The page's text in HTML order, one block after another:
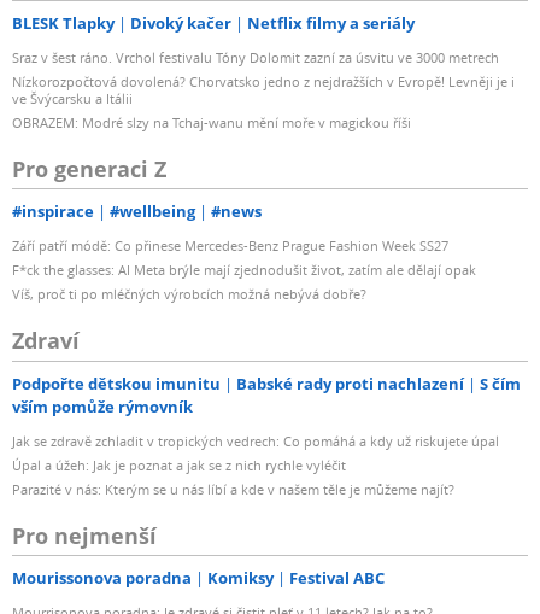
BLESK Tlapky Divoký kačer Netflix filmy a seriály
Sraz v šest ráno. Vrchol festivalu Tóny Dolomit zazní za úsvitu ve 3000 metrech
Nízkorozpočtová dovolená? Chorvatsko jedno z nejdražších v Evropě! Levněji je i
ve Švýcarsku a Itálii
OBRAZEM: Modré slzy na Tchaj-wanu mění moře v magickou říši
Pro generaci Z
#inspirace #wellbeing #news
Září patří módě: Co přinese Mercedes-Benz Prague Fashion Week SS27
F*ck the glasses: AI Meta brýle mají zjednodušit život, zatím ale dělají opak
Víš, proč ti po mléčných výrobcích možná nebývá dobře?
Zdraví
Podpořte dětskou imunitu Babské rady proti nachlazení
S čím
vším pomůže rýmovník
Jak se zdravě zchladit v tropických vedrech: Co pomáhá a kdy už riskujete úpal
Úpal a úžeh: Jak je poznat a jak se z nich rychle vyléčit
Parazité v nás: Kterým se u nás líbí a kde v našem těle je můžeme najít?
Pro nejmenší
Mourissonova poradna Komiksy Festival ABC